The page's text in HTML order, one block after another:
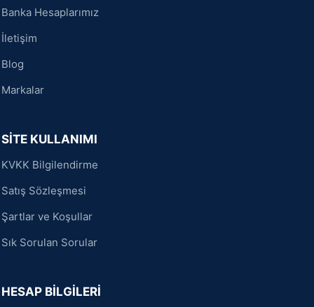
Banka Hesaplarımız
İletişim
Blog
Markalar
SİTE KULLANIMI
KVKK Bilgilendirme
Satış Sözleşmesi
Şartlar ve Koşullar
Sık Sorulan Sorular
HESAP BİLGİLERİ